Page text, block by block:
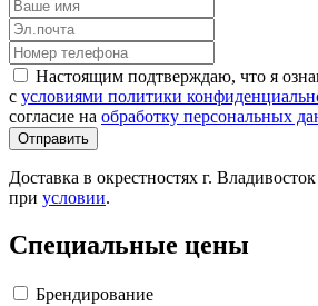
Настоящим подтверждаю, что я
с условиями политики
согласие на обработку персональных
Отправить
Доставка в окрестностях г.
при условии.
Специальные цены
Брендирование